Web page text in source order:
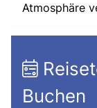
Atmosphäre
Buchen